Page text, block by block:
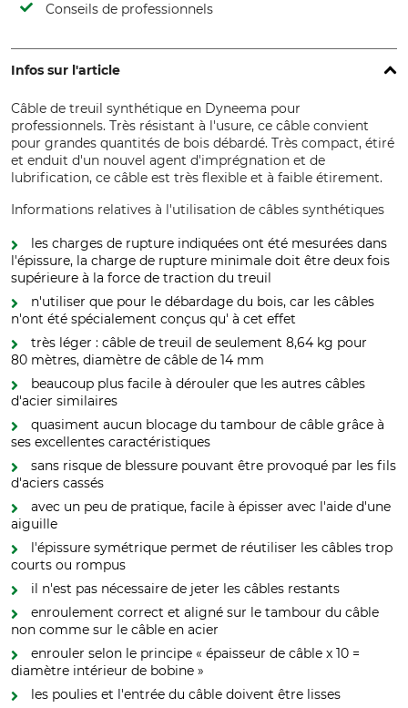
Conseils de professionnels
Infos sur l'article
Câble de treuil synthétique en Dyneema pour
professionnels. Très résistant à l'usure, ce câble convient
pour grandes quantités de bois débardé. Très compact, étiré
et enduit d'un nouvel agent d'imprégnation et de
lubrification, ce câble est très flexible et à faible étirement.
Informations relatives à l'utilisation de câbles synthétiques
les charges de rupture indiquées ont été mesurées dans
l'épissure, la charge de rupture minimale doit être deux fois
supérieure à la force de traction du treuil
n'utiliser que pour le débardage du bois, car les câbles
n'ont été spécialement conçus qu' à cet effet
très léger : câble de treuil de seulement 8,64 kg pour
80 mètres, diamètre de câble de 14 mm
beaucoup plus facile à dérouler que les autres câbles
d'acier similaires
quasiment aucun blocage du tambour de câble grâce à
ses excellentes caractéristiques
sans risque de blessure pouvant être provoqué par les fils
d'aciers cassés
avec un peu de pratique, facile à épisser avec l'aide d'une
aiguille
l'épissure symétrique permet de réutiliser les câbles trop
courts ou rompus
il n'est pas nécessaire de jeter les câbles restants
enroulement correct et aligné sur le tambour du câble
non comme sur le câble en acier
enrouler selon le principe « épaisseur de câble x 10 =
diamètre intérieur de bobine »
les poulies et l'entrée du câble doivent être lisses